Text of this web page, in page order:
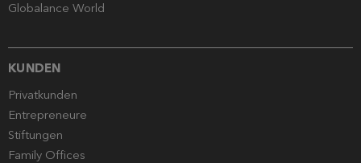
Globalance World
KUNDEN
Privatkunden
Entrepreneure
Stiftungen
Family Offices